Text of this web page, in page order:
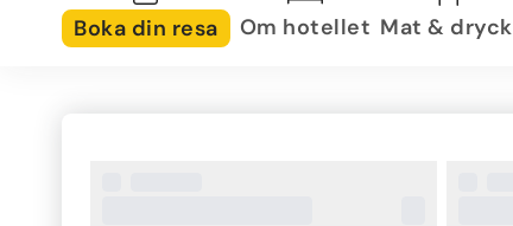
Boka din resa Om hotellet Mat & dryck